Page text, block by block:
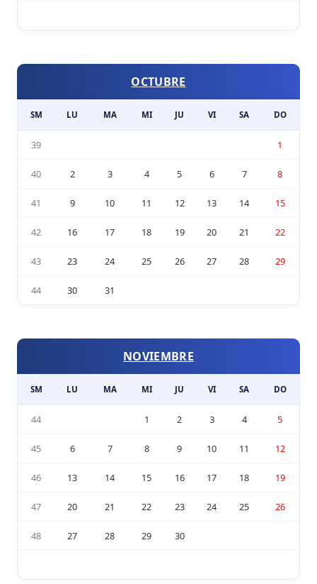
OCTUBRE
SM LU MA MI JU VI SA DO
39 1
40 2 3 4 5 6 7 8
41 9 10 11 12 13 14 15
42 16 17 18 19 20 21 22
43 23 24 25 26 27 28 29
44 30 31
NOVIEMBRE
SM LU MA MI JU VI SA DO
44 1 2 3 4 5
45 6 7 8 9 10 11 12
46 13 14 15 16 17 18 19
47 20 21 22 23 24 25 26
48 27 28 29 30